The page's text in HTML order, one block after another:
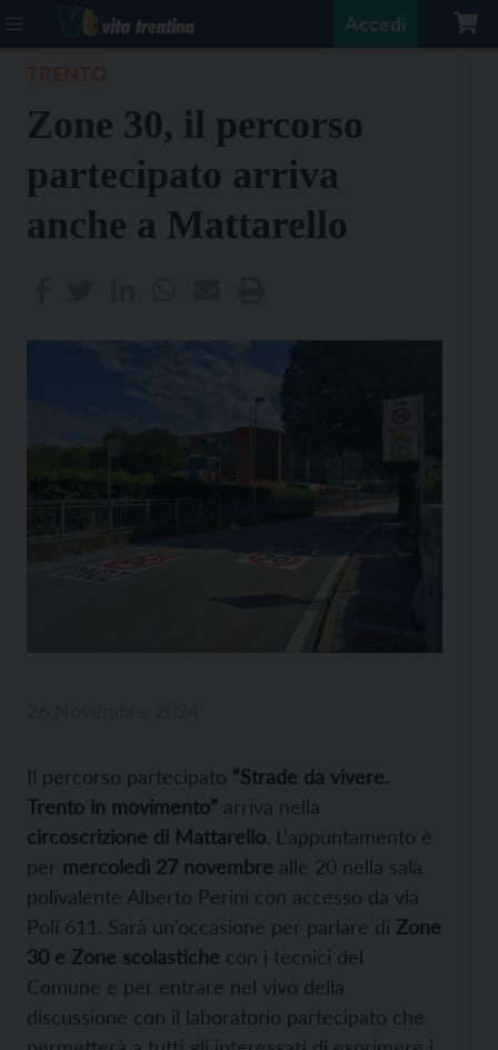
Accedi
Zone 30, il percorso
partecipato arriva
anche a Mattarello
Il percorso partecipato “Strade da vivere.
Trento in movimento” arriva nella
circoscrizione di Mattarello. L’appuntamento è
per mercoledì 27 novembre alle 20 nella sala
polivalente Alberto Perini con accesso da via
Poli 611. Sarà un’occasione per parlare di Zone
30 e Zone scolastiche con i tecnici del
Comune e per entrare nel vivo della
discussione con il laboratorio partecipato che